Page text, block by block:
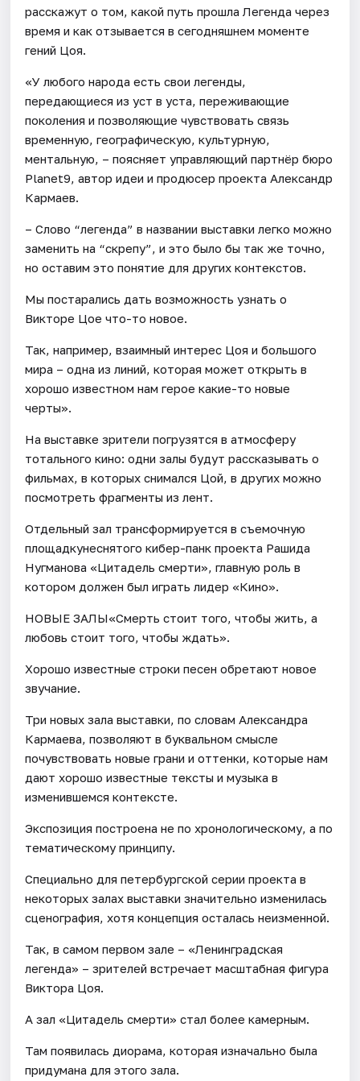
расскажут о том, какой путь прошла Легенда через
время и как отзывается в сегодняшнем моменте
гений Цоя.
«У любого народа есть свои легенды,
передающиеся из уст в уста, переживающие
поколения и позволяющие чувствовать связь
временную, географическую, культурную,
ментальную, – поясняет управляющий партнёр бюро
Planet9, автор идеи и продюсер проекта Александр
Кармаев.
– Слово “легенда” в названии выставки легко можно
заменить на “скрепу”, и это было бы так же точно,
но оставим это понятие для других контекстов.
Мы постарались дать возможность узнать о
Викторе Цое что-то новое.
Так, например, взаимный интерес Цоя и большого
мира – одна из линий, которая может открыть в
хорошо известном нам герое какие-то новые
черты».
На выставке зрители погрузятся в атмосферу
тотального кино: одни залы будут рассказывать о
фильмах, в которых снимался Цой, в других можно
посмотреть фрагменты из лент.
Отдельный зал трансформируется в съемочную
площадкунеснятого кибер-панк проекта Рашида
Нугманова «Цитадель смерти», главную роль в
котором должен был играть лидер «Кино».
НОВЫЕ ЗАЛЫ«Смерть стоит того, чтобы жить, а
любовь стоит того, чтобы ждать».
Хорошо известные строки песен обретают новое
звучание.
Три новых зала выставки, по словам Александра
Кармаева, позволяют в буквальном смысле
почувствовать новые грани и оттенки, которые нам
дают хорошо известные тексты и музыка в
изменившемся контексте.
Экспозиция построена не по хронологическому, а по
тематическому принципу.
Специально для петербургской серии проекта в
некоторых залах выставки значительно изменилась
сценография, хотя концепция осталась неизменной.
Так, в самом первом зале – «Ленинградская
легенда» – зрителей встречает масштабная фигура
Виктора Цоя.
А зал «Цитадель смерти» стал более камерным.
Там появилась диорама, которая изначально была
придумана для этого зала.